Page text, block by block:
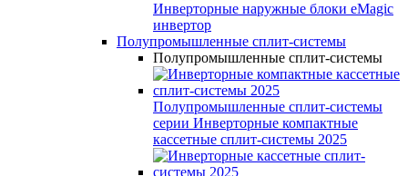
Инверторные наружные блоки eMagic
инвертор
Полупромышленные сплит-системы
Полупромышленные сплит-системы
Полупромышленные сплит-системы
серии Инверторные компактные
кассетные сплит-системы 2025